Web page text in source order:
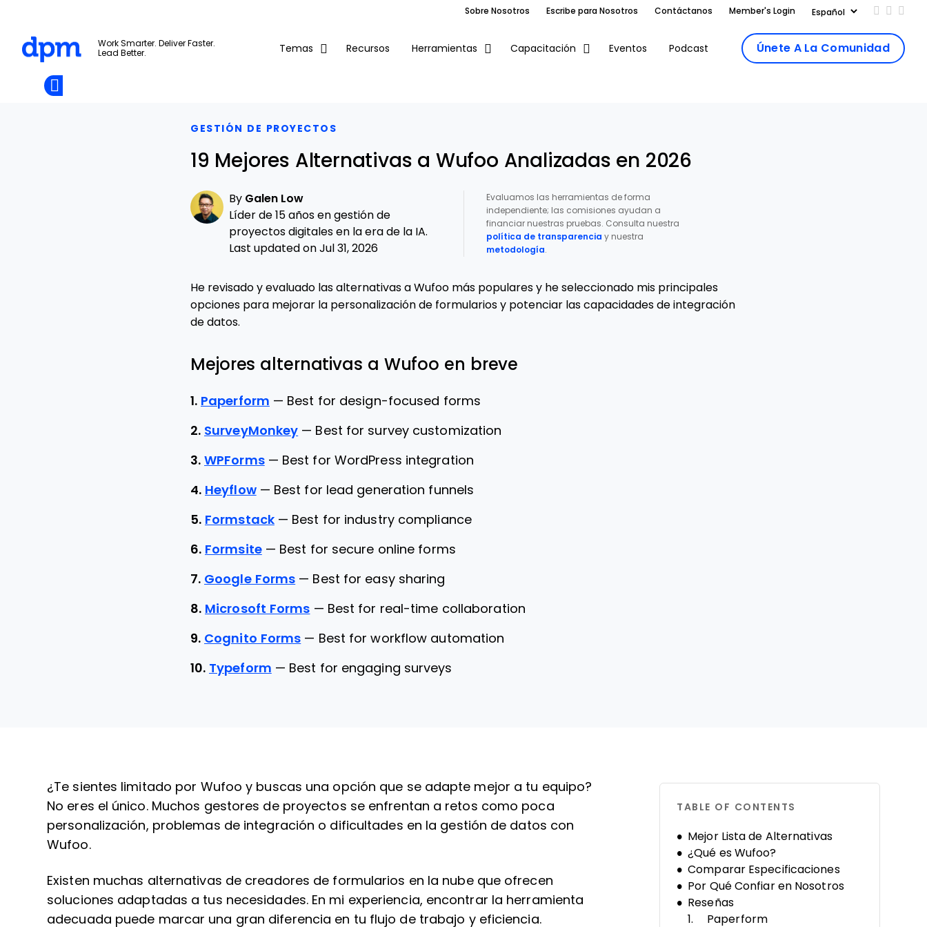
Skip to main content
Sobre Nosotros Escribe para Nosotros Contáctanos Member's Login Add us
Follow
Work Smarter. Deliver Faster.
Lead Better.
Temas Recursos Herramientas Capacitación Eventos Podcast Únete A La Comunidad
Add as
GESTIÓN DE PROYECTOS
19 Mejores Alternativas a Wufoo Analizadas en 2026
By Galen Low
Líder de 15 años en gestión de
proyectos digitales en la era de la IA.
Last updated on Jul 31, 2026
Evaluamos las herramientas de forma
independiente; las comisiones ayudan a
financiar nuestras pruebas. Consulta nuestra
política de transparencia y nuestra
metodología
He revisado y evaluado las alternativas a Wufoo más populares y he seleccionado mis principales
opciones para mejorar la personalización de formularios y potenciar las capacidades de integración
de datos.
Mejores alternativas a Wufoo en breve
1. Paperform — Best for design-focused forms
2. SurveyMonkey — Best for survey customization
3. WPForms — Best for WordPress integration
4. Heyflow — Best for lead generation funnels
5. Formstack — Best for industry compliance
6. Formsite — Best for secure online forms
7. Google Forms — Best for easy sharing
8. Microsoft Forms — Best for real-time collaboration
9. Cognito Forms — Best for workflow automation
10. Typeform — Best for engaging surveys
¿Te sientes limitado por Wufoo y buscas una opción que se adapte mejor a tu equipo?
No eres el único. Muchos gestores de proyectos se enfrentan a retos como poca
personalización, problemas de integración o dificultades en la gestión de datos con
Wufoo.
Existen muchas alternativas de creadores de formularios en la nube que ofrecen
soluciones adaptadas a tus necesidades. En mi experiencia, encontrar la herramienta
adecuada puede marcar una gran diferencia en tu flujo de trabajo y eficiencia.
TABLE OF CONTENTS
Mejor Lista de Alternativas
¿Qué es Wufoo?
Comparar Especificaciones
Por Qué Confiar en Nosotros
Reseñas
Paperform